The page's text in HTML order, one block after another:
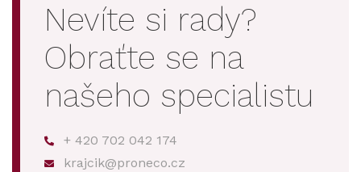
Nevíte si rady?
Obraťte se na
našeho specialistu
+ 420 702 042 174
krajcik@proneco.cz